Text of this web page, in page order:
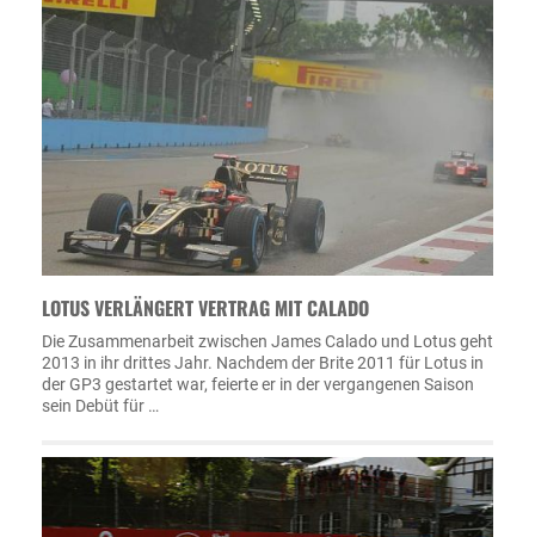
LOTUS VERLÄNGERT VERTRAG MIT CALADO
Die Zusammenarbeit zwischen James Calado und Lotus geht
2013 in ihr drittes Jahr. Nachdem der Brite 2011 für Lotus in
der GP3 gestartet war, feierte er in der vergangenen Saison
sein Debüt für …